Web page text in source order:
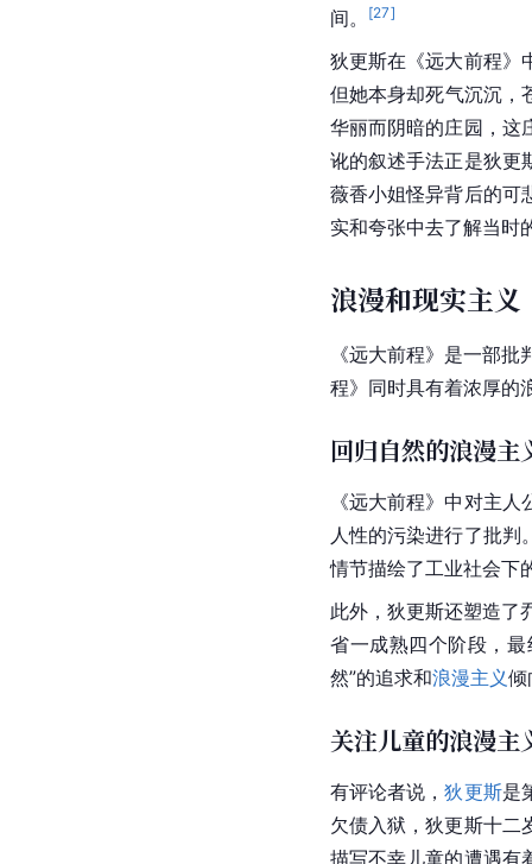
间。 [27]
狄更斯在《远大前程》
但她本身却死气沉沉，
华丽而阴暗的庄园，这
讹的叙述手法正是狄更
薇香小姐怪异背后的可
实和夸张中去了解当时
浪漫和现实主义
《远大前程》是一部批
程》同时具有着浓厚的
回归自然的浪漫主
《远大前程》中对主
人性的污染进行了批判
情节描绘了工业社会下
此外，狄更斯还塑造了
省一成熟四个阶段，
然”的追求和浪漫主义倾
关注儿童的浪漫主
有评论者说，狄更斯是
欠债入狱，狄更斯十二
描写不幸儿童的遭遇有